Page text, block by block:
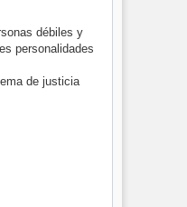
débiles y
personalidades
de justicia